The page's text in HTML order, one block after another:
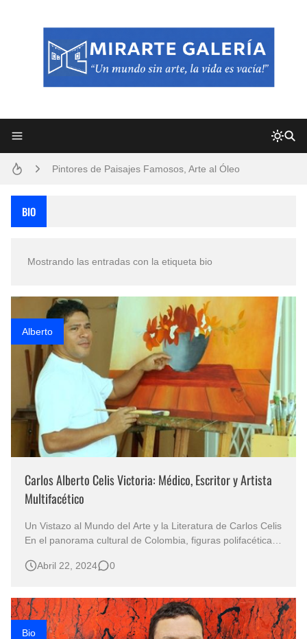
Pintores de Paisajes Famosos, Arte al Óleo
San Valentín Dibujos a Lápiz del 14 de Febrero
Que significan los cuadros de negras africanas?
El mundo del arte en pintura surrealista
BIO
Mostrando las entradas con la etiqueta bio
Alberto
Carlos Alberto Celis Victoria: Médico, Escritor y Artista
Multifacético
Un Vistazo al Mundo del Arte y la Literatura de Carlos Celis
En el panorama cultural de Colombia, figuras polifacéticas
perdurable en el tejido social. Entre estas figuras destaca
ab…
Abril 22, 2024 0
Bio